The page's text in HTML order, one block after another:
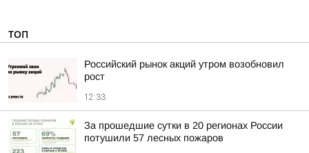
ТОП
Российский рынок акций утром возобновил
рост
12:33
За прошедшие сутки в 20 регионах России
потушили 57 лесных пожаров